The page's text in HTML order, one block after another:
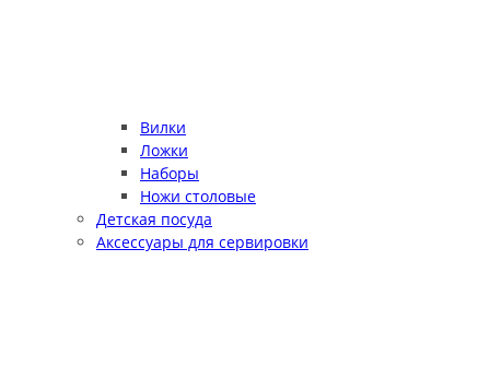
Вилки
Ложки
Наборы
Ножи столовые
Детская посуда
Аксессуары для сервировки